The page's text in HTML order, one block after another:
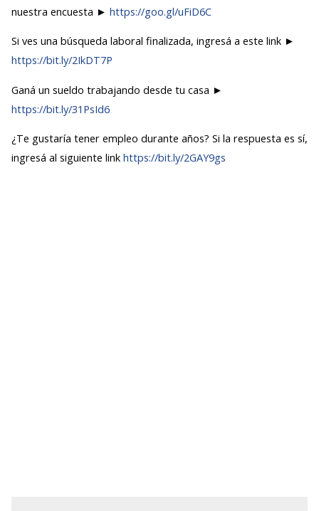
nuestra encuesta ► https://goo.gl/uFiD6C
Si ves una búsqueda laboral finalizada, ingresá a este link ►
https://bit.ly/2IkDT7P
Ganá un sueldo trabajando desde tu casa ►
https://bit.ly/31PsId6
¿Te gustaría tener empleo durante años? Si la respuesta es sí,
ingresá al siguiente link https://bit.ly/2GAY9gs